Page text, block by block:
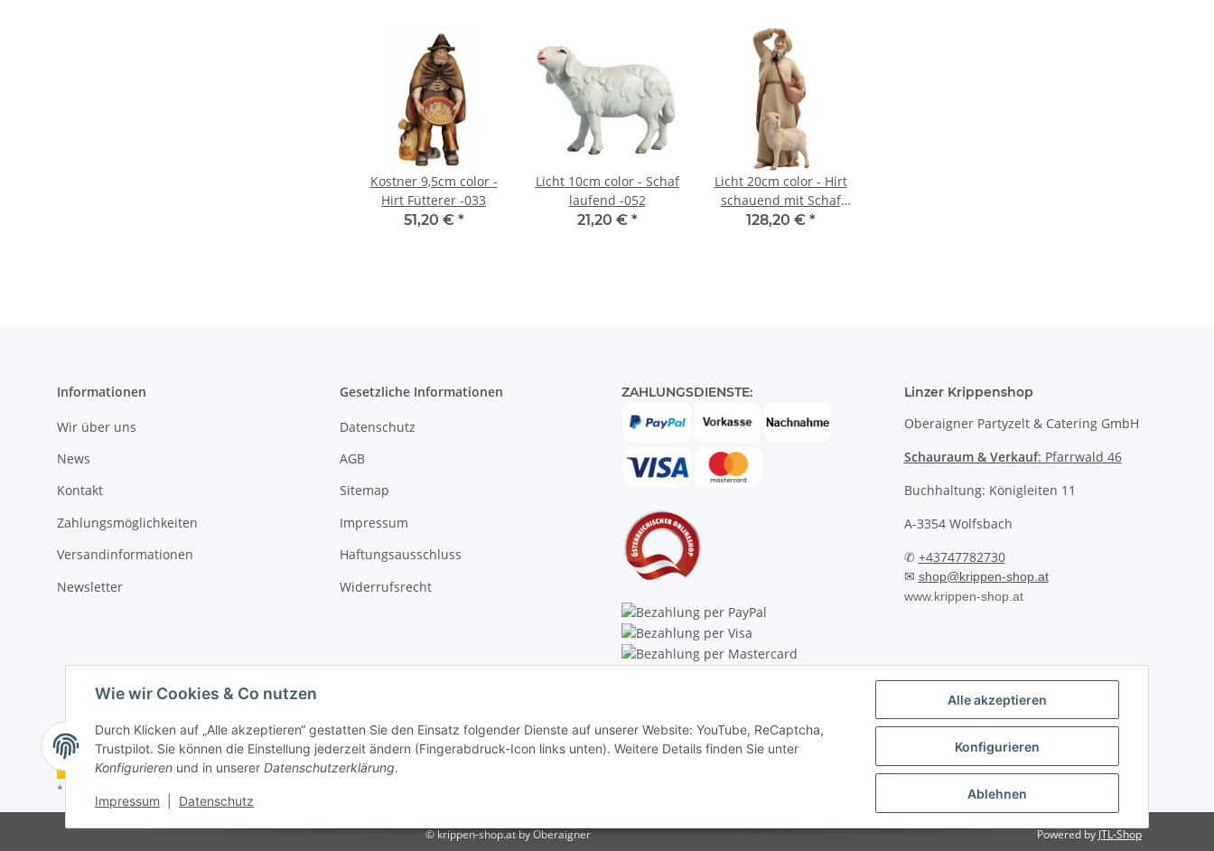
Alle akzeptieren
Konfigurieren
Ablehnen
Wie wir Cookies & Co nutzen
Durch Klicken auf „Alle akzeptieren“ gestatten Sie den Einsatz folgender Dienste auf unserer Website: YouTube, ReCaptcha,
Trustpilot. Sie können die Einstellung jederzeit ändern (Fingerabdruck-Icon links unten). Weitere Details finden Sie unter
Konfigurieren und in unserer Datenschutzerklärung.
Impressum Datenschutz
Kostner 9,5cm color -
Hirt Fütterer -033
51,20 € *
Licht 10cm color - Schaf
laufend -052
21,20 € *
Licht 20cm color - Hirt
schauend mit Schaf
-022
128,20 € *
Informationen
Wir über uns
News
Kontakt
Zahlungsmöglichkeiten
Versandinformationen
Newsletter
Gesetzliche Informationen
Datenschutz
AGB
Sitemap
Impressum
Haftungsausschluss
Widerrufsrecht
ZAHLUNGSDIENSTE: Linzer Krippenshop
Oberaigner Partyzelt & Catering GmbH
Schauraum & Verkauf: Pfarrwald 46
Buchhaltung: Königleiten 11
A-3354 Wolfsbach
✆ +43747782730
✉ shop@krippen-shop.at
www.krippen-shop.at
Vertrag widerrufen
* Alle Preise inkl. gesetzlicher USt., zzgl.
© krippen-shop.at by Oberaigner Powered by JTL-Shop